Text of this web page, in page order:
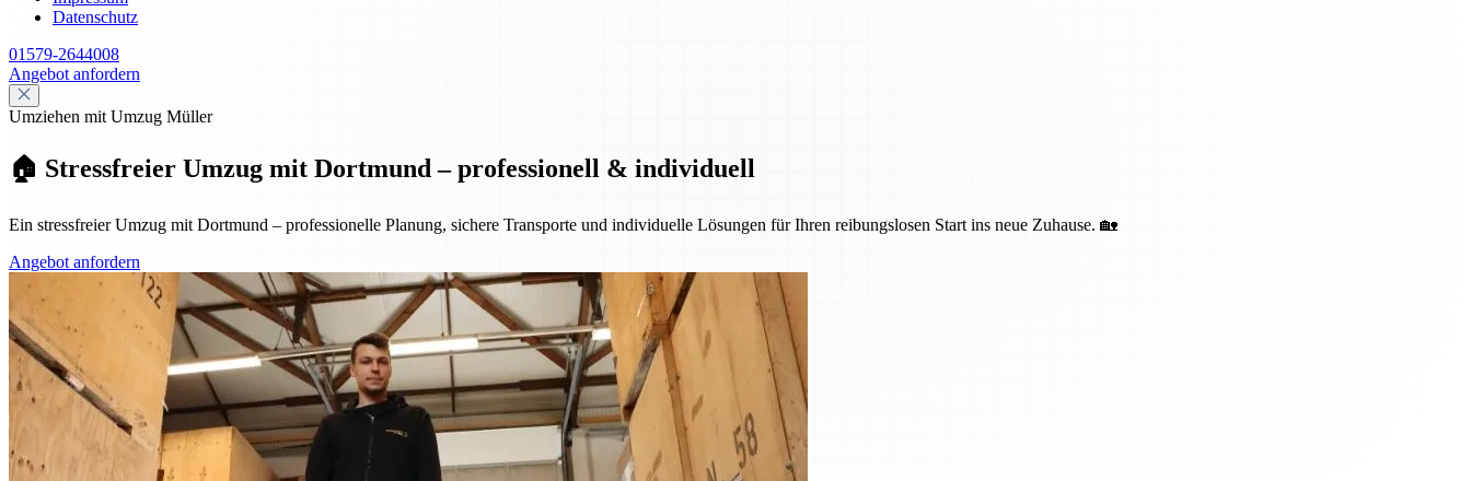
Datenschutz
01579-2644008
Angebot anfordern
Umziehen mit Umzug Müller
🏠 Stressfreier Umzug mit Dortmund – professionell & individuell
Ein stressfreier Umzug mit Dortmund – professionelle Planung, sichere Transporte und individuelle Lösungen für Ihren reibungslosen Start ins neue Zuhause. 🏡
Angebot anfordern